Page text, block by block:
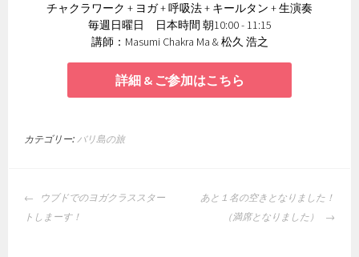
チャクラワーク + ヨガ + 呼吸法 + キールタン + 生演奏
毎週日曜日 日本時間 朝10:00 - 11:15
講師：Masumi Chakra Ma & 松久 浩之
詳細 & ご参加はこちら
カテゴリー:バリ島の旅
投
稿
ウブドでのヨガクラススター
トしまーす！
あと１名の空きとなりました！
（満席となりました）